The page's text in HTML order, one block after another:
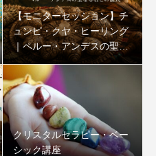
【モニターセッション】チ
ュンピ・クヤ・ヒーリング
｜ペルー・アンデスの聖な
る石
クリスタルセラピー・ベー
シック講座